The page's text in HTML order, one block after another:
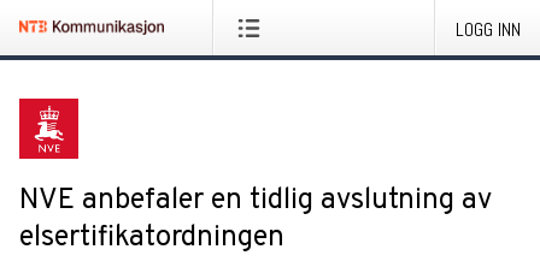
LOGG INN
NVE anbefaler en tidlig avslutning av
elsertifikatordningen